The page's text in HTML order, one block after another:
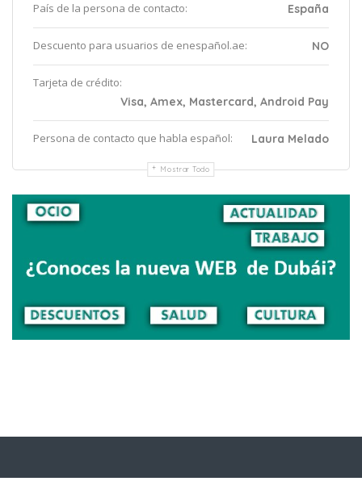
País de la persona de contacto: España
Descuento para usuarios de enespañol.ae: NO
Tarjeta de crédito:
Visa, Amex, Mastercard, Android Pay
Persona de contacto que habla español: Laura Melado
Mostrar Todo